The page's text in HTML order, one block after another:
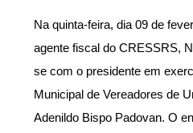
Na quinta-feira, dia 09 de
agente fiscal do CRESSRS,
se com o presidente em
Municipal de Vereadores de
Adenildo Bispo Padovan. O